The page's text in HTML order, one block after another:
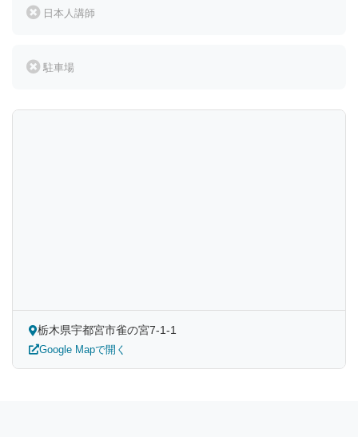
日本人講師
駐車場
栃木県宇都宮市雀の宮7-1-1
Google Mapで開く